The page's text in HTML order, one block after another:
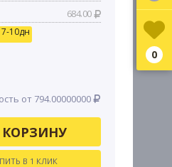
684.00
7-10дн
от 794.00000000
КОРЗИНУ
В 1 КЛИК
0